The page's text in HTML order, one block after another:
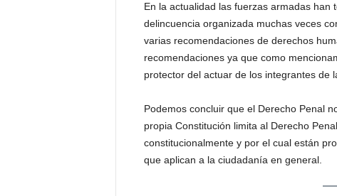
En la actualidad las fuerzas armadas
delincuencia organizada muchas veces
varias recomendaciones de derechos
recomendaciones ya que como
protector del actuar de los integrantes de
Podemos concluir que el Derecho Penal
propia Constitución limita al Derecho
constitucionalmente y por el cual están
que aplican a la ciudadanía en general.